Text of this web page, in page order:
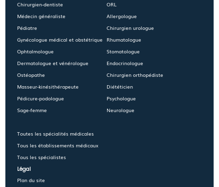
Chirurgien-dentiste
Médecin généraliste
Pédiatre
Gynécologue médical et obstétrique
Ophtalmologue
Dermatologue et vénérologue
Ostéopathe
Masseur-kinésithérapeute
Pédicure-podologue
Sage-femme
Toutes les spécialités médicales
Tous les établissements médicaux
Tous les spécialistes
ORL
Allergologue
Chirurgien urologue
Rhumatologue
Stomatologue
Endocrinologue
Chirurgien orthopédiste
Diététicien
Psychologue
Neurologue
Légal
Plan du site